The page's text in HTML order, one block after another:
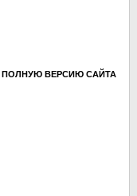
ПОЛНУЮ ВЕРСИЮ САЙТА